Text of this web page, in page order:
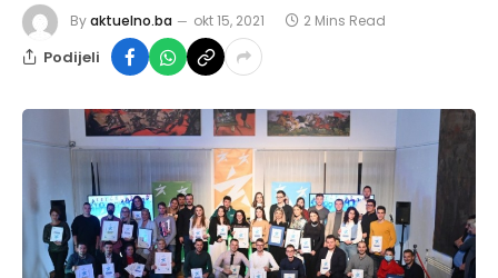
Byaktuelno.ba okt 15, 2021 2 Mins Read
Podijeli